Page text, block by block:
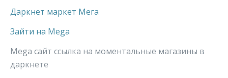
Даркнет маркет Мега
Зайти на Mega
Mega сайт ссылка на моментальные магазины в
даркнете